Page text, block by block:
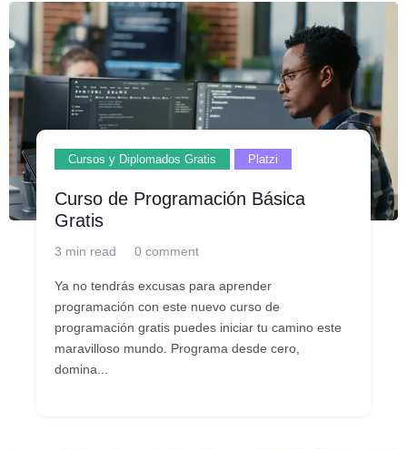
Cursos y Diplomados Gratis Platzi
Curso de Programación Básica
Gratis
3 min read 0 comment
Ya no tendrás excusas para aprender
programación con este nuevo curso de
programación gratis puedes iniciar tu camino este
maravilloso mundo. Programa desde cero,
domina...